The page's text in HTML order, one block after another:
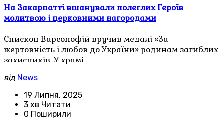
На Закарпатті вшанували полеглих Героїв
молитвою і церковними нагородами
Єпископ Варсонофій вручив медалі «За
жертовність і любов до України» родинам загиблих
захисників. У храмі…
від News
19 Липня, 2025
3 хв Читати
0 Поширили